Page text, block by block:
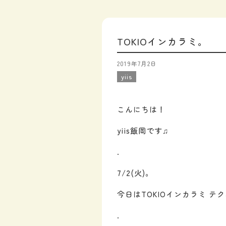
TOKIOインカラミ。
2019年7月2日
yiis
こんにちは！
yiis飯岡です♫
.
7/2(火)。
今日はTOKIOインカラミ テ
.